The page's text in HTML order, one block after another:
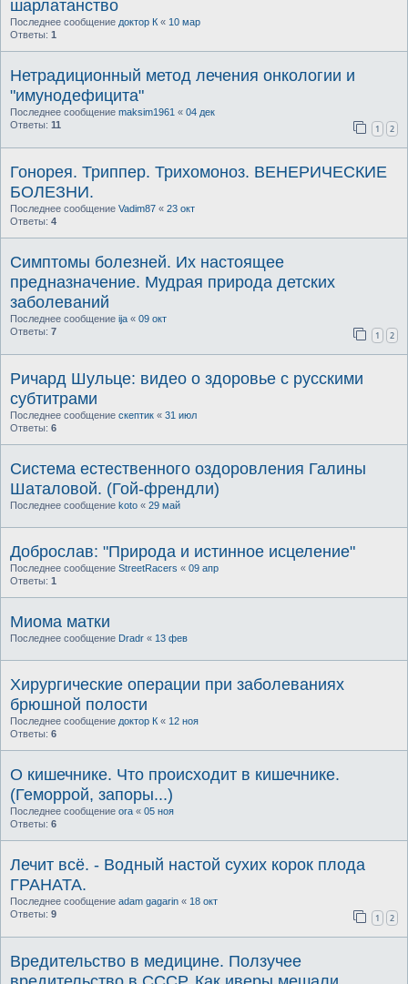
шарлатанство
Последнее сообщение доктор К « 10 мар
Ответы: 1
Нетрадиционный метод лечения онкологии и
"имунодефицита"
Последнее сообщение maksim1961 « 04 дек
Ответы: 11 1 2
Гонорея. Триппер. Трихомоноз. ВЕНЕРИЧЕСКИЕ
БОЛЕЗНИ.
Последнее сообщение Vadim87 « 23 окт
Ответы: 4
Симптомы болезней. Их настоящее
предназначение. Мудрая природа детских
заболеваний
Последнее сообщение ija « 09 окт
Ответы: 7 1 2
Ричард Шульце: видео о здоровье с русскими
субтитрами
Последнее сообщение скептик « 31 июл
Ответы: 6
Система естественного оздоровления Галины
Шаталовой. (Гой-френдли)
Последнее сообщение koto « 29 май
Доброслав: "Природа и истинное исцеление"
Последнее сообщение StreetRacers « 09 апр
Ответы: 1
Миома матки
Последнее сообщение Dradr « 13 фев
Хирургические операции при заболеваниях
брюшной полости
Последнее сообщение доктор К « 12 ноя
Ответы: 6
О кишечнике. Что происходит в кишечнике.
(Геморрой, запоры...)
Последнее сообщение ora « 05 ноя
Ответы: 6
Лечит всё. - Водный настой сухих корок плода
ГРАНАТА.
Последнее сообщение adam gagarin « 18 окт
Ответы: 9 1 2
Вредительство в медицине. Ползучее